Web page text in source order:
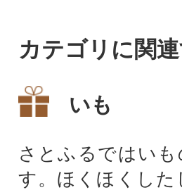
カテゴリに関
いも
さとふるではい
す。ほくほくし